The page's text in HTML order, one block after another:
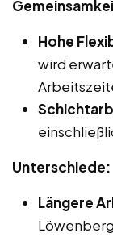
Hohe
wird
Unterschiede:
Längere